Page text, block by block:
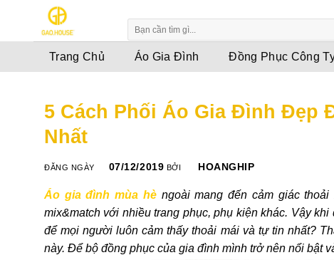
content
Trang Chủ Áo Gia Đình Đồng Phục Công
5 Cách Phối Áo Gia Đình Đẹp
Nhất
ĐĂNG NGÀY 07/12/2019 BỞI HOANGHIP
Áo gia đình mùa hèngoài mang đến cảm giác thoải
mix&match với nhiều trang phục, phụ kiện khác. Vậy
để mọi người luôn cảm thấy thoải mái và tự tin nhất?
này. Để bộ đồng phục của gia đình mình trở nên nổi bật